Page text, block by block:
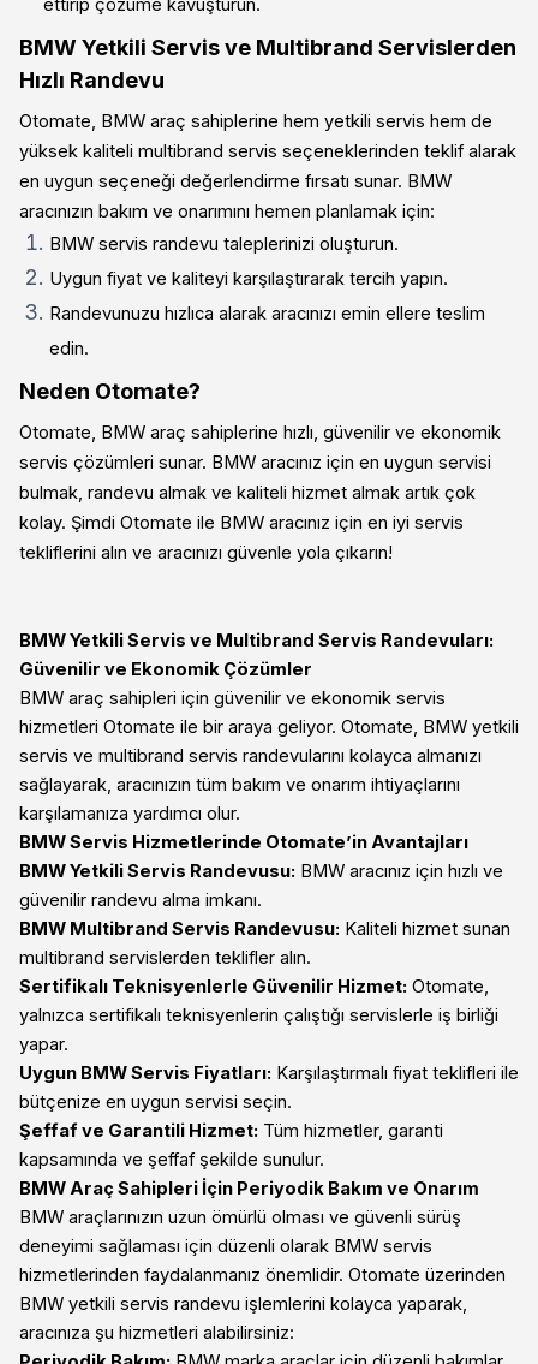
BMW Yetkili Servis ve Multibrand Servislerden
Hızlı Randevu
Otomate, BMW araç sahiplerine hem yetkili servis hem de
yüksek kaliteli multibrand servis seçeneklerinden teklif alarak
en uygun seçeneği değerlendirme fırsatı sunar. BMW
aracınızın bakım ve onarımını hemen planlamak için:
BMW servis randevu taleplerinizi oluşturun.
Uygun fiyat ve kaliteyi karşılaştırarak tercih yapın.
Randevunuzu hızlıca alarak aracınızı emin ellere teslim
edin.
Neden Otomate?
Otomate, BMW araç sahiplerine hızlı, güvenilir ve ekonomik
servis çözümleri sunar. BMW aracınız için en uygun servisi
bulmak, randevu almak ve kaliteli hizmet almak artık çok
kolay. Şimdi Otomate ile BMW aracınız için en iyi servis
tekliflerini alın ve aracınızı güvenle yola çıkarın!
BMW Yetkili Servis ve Multibrand Servis Randevuları:
Güvenilir ve Ekonomik Çözümler
BMW araç sahipleri için güvenilir ve ekonomik servis
hizmetleri Otomate ile bir araya geliyor. Otomate, BMW yetkili
servis ve multibrand servis randevularını kolayca almanızı
sağlayarak, aracınızın tüm bakım ve onarım ihtiyaçlarını
karşılamanıza yardımcı olur.
BMW Servis Hizmetlerinde Otomate’in Avantajları
BMW Yetkili Servis Randevusu: BMW aracınız için hızlı ve
güvenilir randevu alma imkanı.
BMW Multibrand Servis Randevusu: Kaliteli hizmet sunan
multibrand servislerden teklifler alın.
Sertifikalı Teknisyenlerle Güvenilir Hizmet: Otomate,
yalnızca sertifikalı teknisyenlerin çalıştığı servislerle iş birliği
yapar.
Uygun BMW Servis Fiyatları: Karşılaştırmalı fiyat teklifleri ile
bütçenize en uygun servisi seçin.
Şeffaf ve Garantili Hizmet: Tüm hizmetler, garanti
kapsamında ve şeffaf şekilde sunulur.
BMW Araç Sahipleri İçin Periyodik Bakım ve Onarım
BMW araçlarınızın uzun ömürlü olması ve güvenli sürüş
deneyimi sağlaması için düzenli olarak BMW servis
hizmetlerinden faydalanmanız önemlidir. Otomate üzerinden
BMW yetkili servis randevu işlemlerini kolayca yaparak,
aracınıza şu hizmetleri alabilirsiniz: